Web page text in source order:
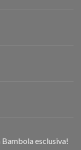
esclusiva!